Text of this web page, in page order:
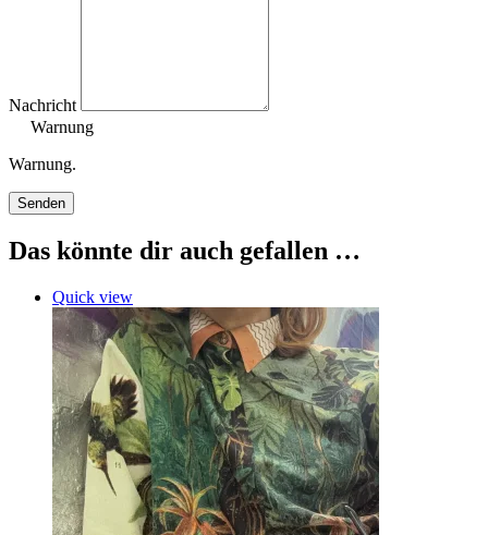
Nachricht
Warnung
Warnung.
Senden
Das könnte dir auch gefallen …
Quick view